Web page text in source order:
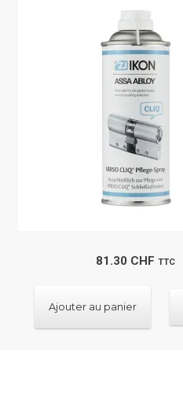
81.30 CHF TTC
Ajouter au panier